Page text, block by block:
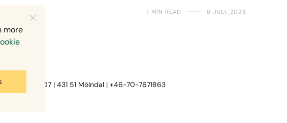
1 MIN READ 8 JULI, 2026
407 | 431 51 Mölndal | +46-70-7671863
more